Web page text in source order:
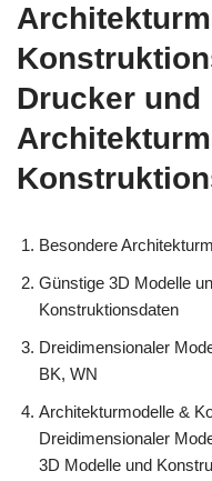
Drucker und
Besondere
Günstige 3D Modelle
Konstruktionsdaten
Dreidimensionaler
BK, WN
Architekturmodelle &
Dreidimensionaler
3D Modelle und